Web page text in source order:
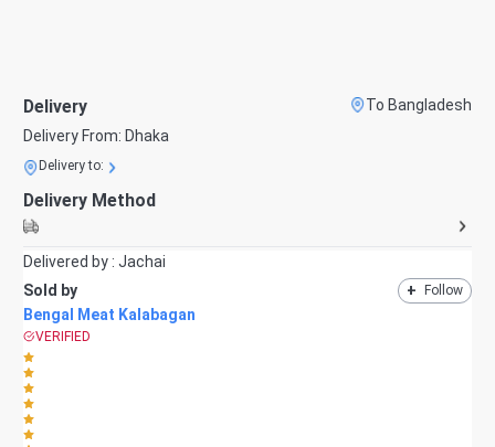
Delivery
To Bangladesh
Delivery From: Dhaka
Delivery to:
Delivery Method
Delivered by : Jachai
Sold by
+ Follow
Bengal Meat Kalabagan
VERIFIED